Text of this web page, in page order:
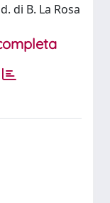
di B. La Rosa